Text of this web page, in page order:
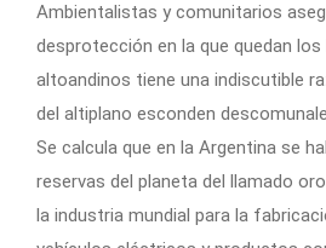
Ambientalistas y comunitarios
desprotección en la que quedan los
altoandinos tiene una indiscutible
del altiplano esconden
Se calcula que en la Argentina se
reservas del planeta del llamado
la industria mundial para la